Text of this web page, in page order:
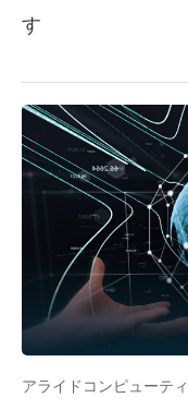
す
アライドコンピューテ